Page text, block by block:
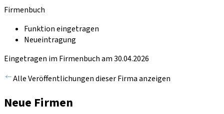
Firmenbuch
Funktion eingetragen
Neueintragung
Eingetragen im Firmenbuch am 30.04.2026
Alle Veröffentlichungen dieser Firma anzeigen
Neue Firmen